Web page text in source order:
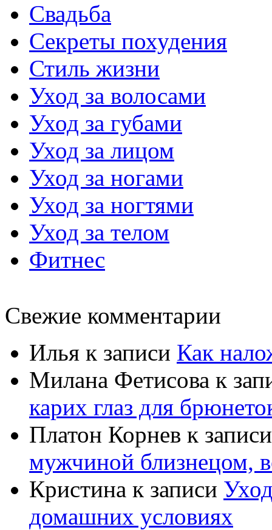
Свадьба
Секреты похудения
Стиль жизни
Уход за волосами
Уход за губами
Уход за лицом
Уход за ногами
Уход за ногтями
Уход за телом
Фитнес
Свежие комментарии
Илья к записи Как
Милана Фетисова к
карих глаз для
Платон Корнев к
мужчиной близнецом,
Кристина к записи
домашних условиях